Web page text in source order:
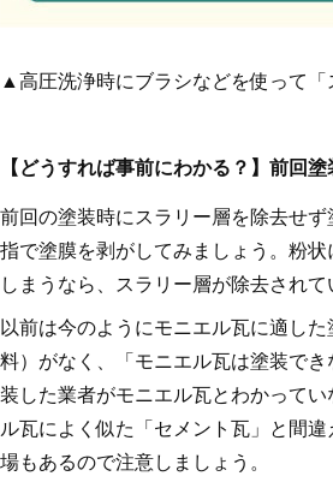
▲高圧洗浄時にブラシなどを使って
【どうすれば事前にわかる？】前回
前回の塗装時にスラリー層を除去せ
指で塗膜を剥がしてみましょう。粉
しまうなら、スラリー層が除去され
以前は今のようにモニエル瓦に適し
料）がなく、「モニエル瓦は塗装で
装した業者がモニエル瓦とわかって
ル瓦によく似た「セメント瓦」と間
場もあるので注意しましょう。